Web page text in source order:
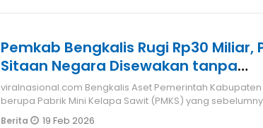
Pemkab Bengkalis Rugi Rp30 Miliar, PKS
Sitaan Negara Disewakan tanpa
Sepengatuhan Pemerintah
viralnasional.com Bengkalis Aset Pemerintah Kabupaten Bengkalis
berupa Pabrik Mini Kelapa Sawit (PMKS) yang
merupakan barang
Berita 19 Feb 2026